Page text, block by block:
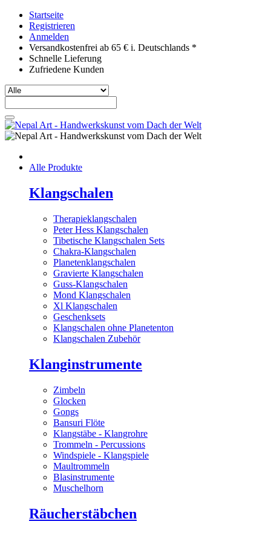
Startseite
Registrieren
Anmelden
Versandkostenfrei ab 65 € i. Deutschlands *
Schnelle Lieferung
Zufriedene Kunden
Alle Produkte
Klangschalen
Therapieklangschalen
Peter Hess Klangschalen
Tibetische Klangschalen Sets
Chakra-Klangschalen
Planetenklangschalen
Gravierte Klangschalen
Guss-Klangschalen
Mond Klangschalen
Xl Klangschalen
Geschenksets
Klangschalen ohne Planetenton
Klangschalen Zubehör
Klanginstrumente
Zimbeln
Glocken
Gongs
Bansuri Flöte
Klangstäbe - Klangrohre
Trommeln - Percussions
Windspiele - Klangspiele
Maultrommeln
Blasinstrumente
Muschelhorn
Räucherstäbchen